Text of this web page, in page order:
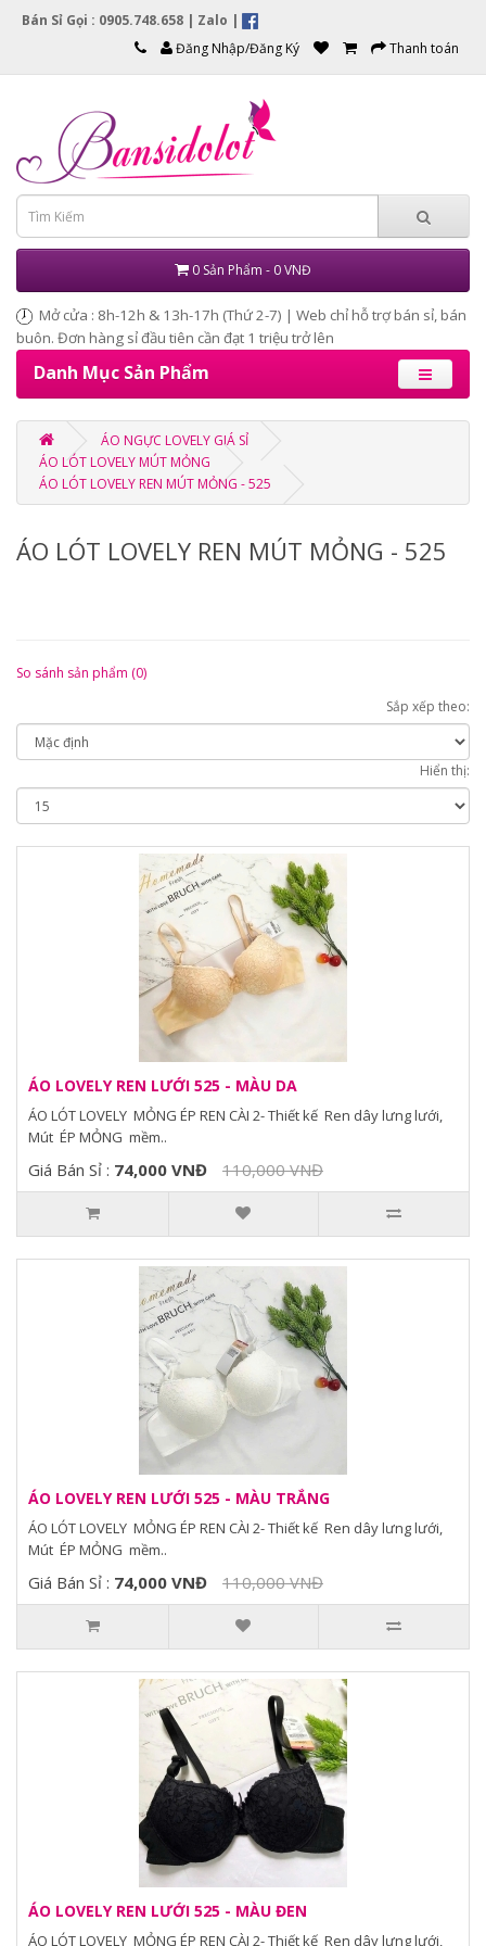
Bán Sỉ Gọi : 0905.748.658 | Zalo |
Đăng Nhập/Đăng Ký
Thanh toán
0 Sản Phẩm - 0 VNĐ
Mở cửa : 8h-12h & 13h-17h (Thứ 2-7) | Web chỉ hỗ trợ bán sỉ, bán
buôn. Đơn hàng sỉ đầu tiên cần đạt 1 triệu trở lên
Danh Mục Sản Phẩm
ÁO NGỰC LOVELY GIÁ SỈ
ÁO LÓT LOVELY MÚT MỎNG
ÁO LÓT LOVELY REN MÚT MỎNG - 525
ÁO LÓT LOVELY REN MÚT MỎNG - 525
So sánh sản phẩm (0)
Sắp xếp theo:
Hiển thị:
ÁO LOVELY REN LƯỚI 525 - MÀU DA
ÁO LÓT LOVELY MỎNG ÉP REN CÀI 2- Thiết kế Ren dây lưng lưới,
Mút ÉP MỎNG mềm..
Giá Bán Sỉ : 74,000 VNĐ 110,000 VNĐ
ÁO LOVELY REN LƯỚI 525 - MÀU TRẮNG
ÁO LÓT LOVELY MỎNG ÉP REN CÀI 2- Thiết kế Ren dây lưng lưới,
Mút ÉP MỎNG mềm..
Giá Bán Sỉ : 74,000 VNĐ 110,000 VNĐ
ÁO LOVELY REN LƯỚI 525 - MÀU ĐEN
ÁO LÓT LOVELY MỎNG ÉP REN CÀI 2- Thiết kế Ren dây lưng lưới,